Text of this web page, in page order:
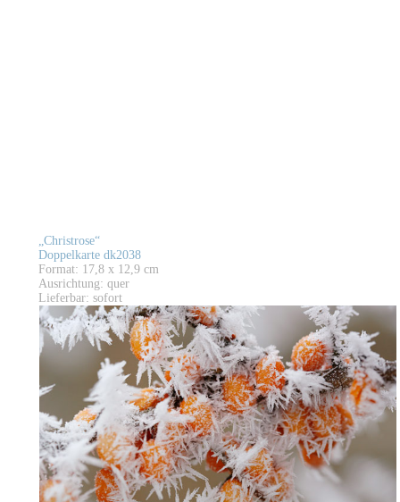
„Christrose“
Doppelkarte dk2038
Format: 17,8 x 12,9 cm
Ausrichtung: quer
Lieferbar: sofort